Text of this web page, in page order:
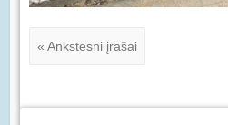
« Ankstesni įrašai